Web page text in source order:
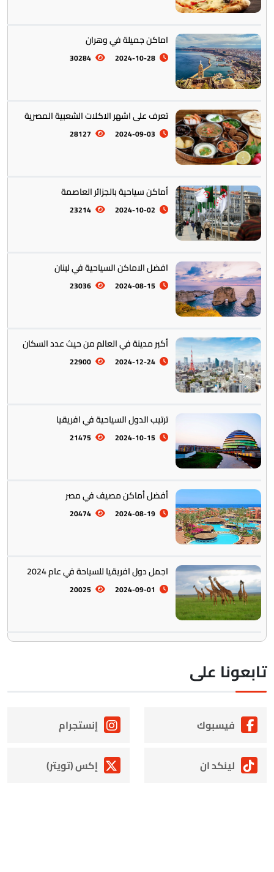
التراث والتقاليد
المأكولات العالمية
تخطيط الرحلات والتنقل
اماكن جميلة في وهران
2024-10-28
30284
تعرف على اشهر الاكلات الشعبية المصرية
2024-09-03
28127
أماكن سياحية بالجزائر العاصمة
2024-10-02
23214
افضل الاماكن السياحية في لبنان
2024-08-15
23036
أكبر مدينة في العالم من حيث عدد السكان
2024-12-24
22900
ترتيب الدول السياحية في افريقيا
2024-10-15
21475
أفضل أماكن مصيف في مصر
2024-08-19
20474
اجمل دول افريقيا للسياحة في عام 2024
2024-09-01
20025
على
فيسبوك إنستجرام
لينكد ان إكس (تويتر)